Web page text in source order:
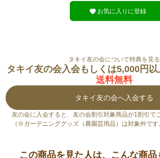
お気に入りに登録
タキイ友の会について特典を見る
タキイ友の会入会もしくは5,000円
送料無料
タキイ友の会へ入会する
友の会に入会すると、友の会割引対象商品が1割引で
（※ガーデニンググッズ（農園芸用品）は対象外です
この商品を見た人は、こんな商品